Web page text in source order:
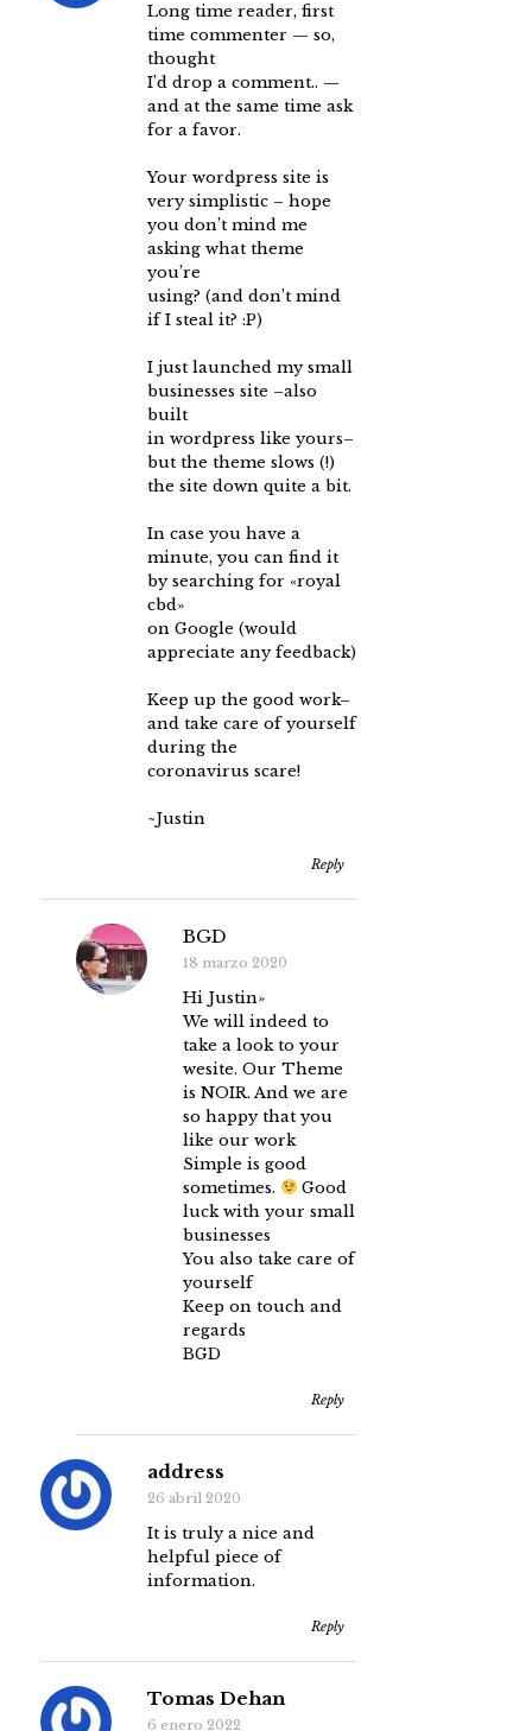
Long time reader, first
time commenter — so,
thought
I’d drop a comment.. —
and at the same time ask
for a favor.
Your wordpress site is
very simplistic – hope
you don’t mind me
asking what theme
you’re
using? (and don’t mind
if I steal it? :P)
I just launched my small
businesses site –also
built
in wordpress like yours–
but the theme slows (!)
the site down quite a bit.
In case you have a
minute, you can find it
by searching for «royal
cbd»
on Google (would
appreciate any feedback)
Keep up the good work–
and take care of yourself
during the
coronavirus scare!
~Justin
Reply
BGD
18 marzo 2020
Hi Justin»
We will indeed to
take a look to your
wesite. Our Theme
is NOIR. And we are
so happy that you
like our work
Simple is good
sometimes.
Good
luck with your small
businesses
You also take care of
yourself
Keep on touch and
regards
BGD
Reply
address
26 abril 2020
It is truly a nice and
helpful piece of
information.
Reply
Tomas Dehan
6 enero 2022